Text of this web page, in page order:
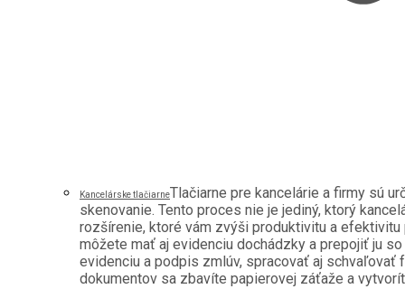
Kancelárske tlačiarneTlačiarne pre kancelárie a firmy sú
skenovanie. Tento proces nie je jediný, ktorý
rozšírenie, ktoré vám zvýši produktivitu a efektivitu
môžete mať aj evidenciu dochádzky a prepojiť ju
evidenciu a podpis zmlúv, spracovať aj schvaľovať
dokumentov sa zbavíte papierovej záťaže a